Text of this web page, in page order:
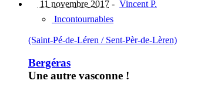
11 novembre 2017 - Vincent P.
Incontournables
(Saint-Pé-de-Léren / Sent-Pèr-de-Lèren)
Bergéras
Une autre vasconne !